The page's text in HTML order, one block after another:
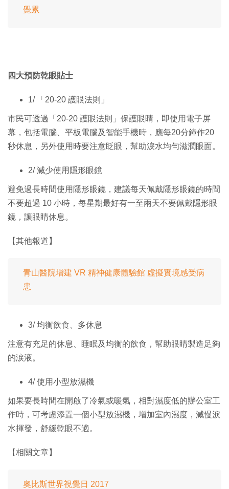
覺累
四大預防乾眼貼士
1/ 「20-20 護眼法則」
市民可透過「20-20 護眼法則」保護眼睛，即使用電子屏
幕，包括電腦、平板電腦及智能手機時，應每20分鐘作20
秒休息，另外使用時要注意眨眼，幫助淚水均勻滋潤眼面。
2/ 減少使用隱形眼鏡
避免過長時間使用隱形眼鏡，建議每天佩戴隱形眼鏡的時間
不要超過 10 小時，每星期最好有一至兩天不要佩戴隱形眼
鏡，讓眼睛休息。
【其他報道】
青山醫院增建 VR 精神健康體驗館 虛擬實境感受病
患
3/ 均衡飲食、多休息
注意有充足的休息、睡眠及均衡的飲食，幫助眼睛製造足夠
的涙液。
4/ 使用小型放濕機
如果要長時間在開啟了冷氣或暖氣，相對濕度低的辦公室工
作時，可考慮添置一個小型放濕機，增加室內濕度，減慢淚
水揮發，舒緩乾眼不適。
【相關文章】
奧比斯世界視覺日 2017